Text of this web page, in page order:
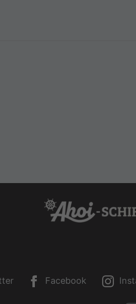
Facebook